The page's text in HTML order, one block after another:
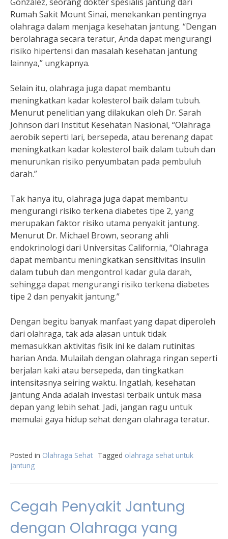
Rumah Sakit Mount Sinai, menekankan pentingnya
olahraga dalam menjaga kesehatan jantung. “Dengan
berolahraga secara teratur, Anda dapat mengurangi
risiko hipertensi dan masalah kesehatan jantung
lainnya,” ungkapnya.
Selain itu, olahraga juga dapat membantu
meningkatkan kadar kolesterol baik dalam tubuh.
Menurut penelitian yang dilakukan oleh Dr. Sarah
Johnson dari Institut Kesehatan Nasional, “Olahraga
aerobik seperti lari, bersepeda, atau berenang dapat
meningkatkan kadar kolesterol baik dalam tubuh dan
menurunkan risiko penyumbatan pada pembuluh
darah.”
Tak hanya itu, olahraga juga dapat membantu
mengurangi risiko terkena diabetes tipe 2, yang
merupakan faktor risiko utama penyakit jantung.
Menurut Dr. Michael Brown, seorang ahli
endokrinologi dari Universitas California, “Olahraga
dapat membantu meningkatkan sensitivitas insulin
dalam tubuh dan mengontrol kadar gula darah,
sehingga dapat mengurangi risiko terkena diabetes
tipe 2 dan penyakit jantung.”
Dengan begitu banyak manfaat yang dapat diperoleh
dari olahraga, tak ada alasan untuk tidak
memasukkan aktivitas fisik ini ke dalam rutinitas
harian Anda. Mulailah dengan olahraga ringan seperti
berjalan kaki atau bersepeda, dan tingkatkan
intensitasnya seiring waktu. Ingatlah, kesehatan
jantung Anda adalah investasi terbaik untuk masa
depan yang lebih sehat. Jadi, jangan ragu untuk
memulai gaya hidup sehat dengan olahraga teratur.
Posted in Olahraga Sehat Tagged olahraga sehat untuk
jantung
Cegah Penyakit Jantung
dengan Olahraga yang